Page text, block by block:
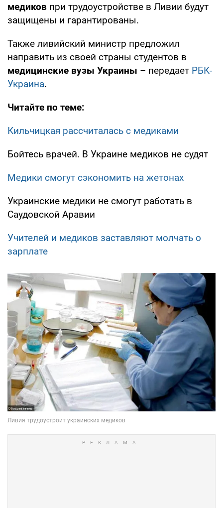
медиков при трудоустройстве в Ливии будут
защищены и гарантированы.
Также ливийский министр предложил
направить из своей страны студентов в
медицинские вузы Украины – передает РБК-
Украина.
Читайте по теме:
Кильчицкая рассчиталась с медиками
Бойтесь врачей. В Украине медиков не судят
Медики смогут сэкономить на жетонах
Украинские медики не смогут работать в
Саудовской Аравии
Учителей и медиков заставляют молчать о
зарплате